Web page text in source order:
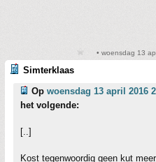
• woensdag 13
Simterklaas
Op woensdag 13 april 2016
het volgende:
[..]
Kost tegenwoordig geen kut